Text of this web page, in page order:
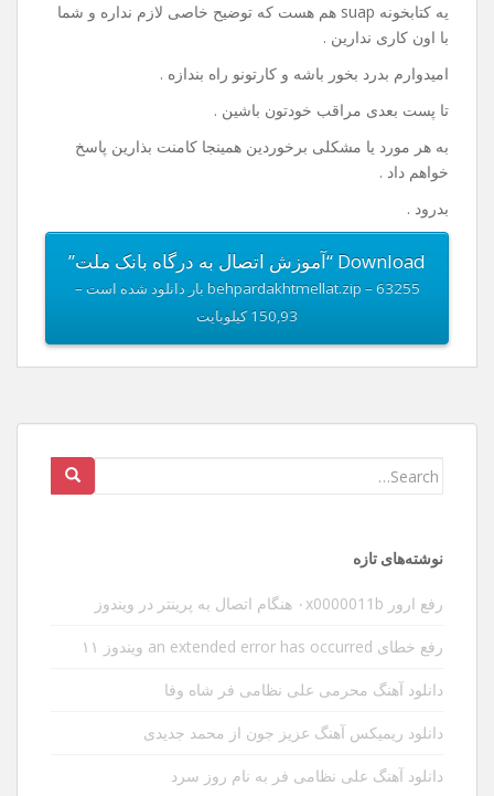
یه کتابخونه suap هم هست که توضیح خاصی لازم نداره و شما
با اون کاری ندارین .
امیدوارم بدرد بخور باشه و کارتونو راه بندازه .
تا پست بعدی مراقب خودتون باشین .
به هر مورد یا مشکلی برخوردین همینجا کامنت بذارین پاسخ
خواهم داد .
بدرود .
Download “آموزش اتصال به درگاه بانک ملت”
behpardakhtmellat.zip – 63255 بار دانلود شده است –
150,93 کیلوبایت
Search
نوشته‌های تازه
رفع ارور ۰x0000011b هنگام اتصال به پرینتر در ویندوز
رفع خطای an extended error has occurred ویندوز ۱۱
دانلود آهنگ محرمی علی نظامی فر شاه وفا
دانلود ریمیکس آهنگ عزیز جون از محمد جدیدی
دانلود آهنگ علی نظامی فر به نام روز سرد